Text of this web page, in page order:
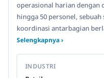
operasional harian dengan
hingga 50 personel,
koordinasi antarbagian
Selengkapnya ›
INDUSTRI